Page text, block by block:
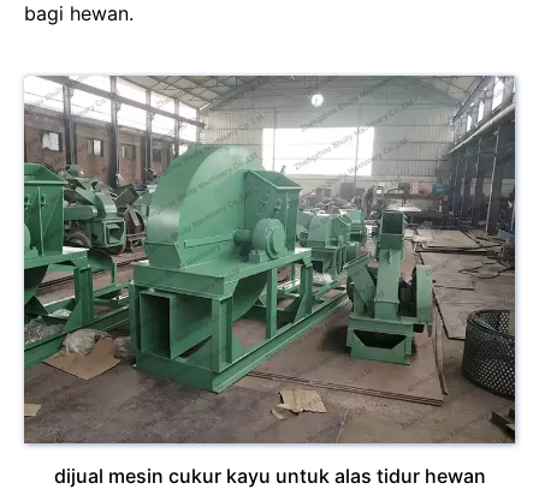
bagi hewan.
dijual mesin cukur kayu untuk alas tidur hewan